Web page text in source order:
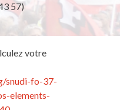
57)
votre
snudi-fo-37-
elements-